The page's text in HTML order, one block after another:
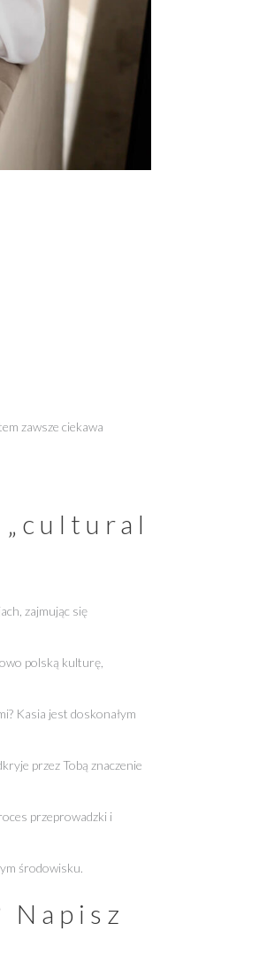
zawsze ciekawa
zajmując się
polską kulturę,
Kasia jest doskonałym
przez Tobą znaczenie
przeprowadzki i
środowisku.
Napisz